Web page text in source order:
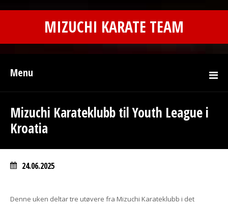
MIZUCHI KARATE TEAM
Menu
Mizuchi Karateklubb til Youth League i
Kroatia
24.06.2025
Denne uken deltar tre utøvere fra Mizuchi Karateklubb i det